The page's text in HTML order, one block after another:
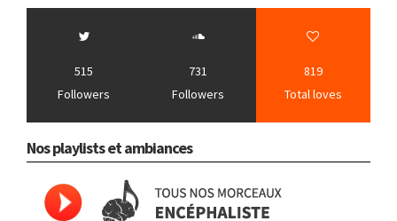
515
Followers
731
Followers
819
Total loves
Nos playlists et ambiances